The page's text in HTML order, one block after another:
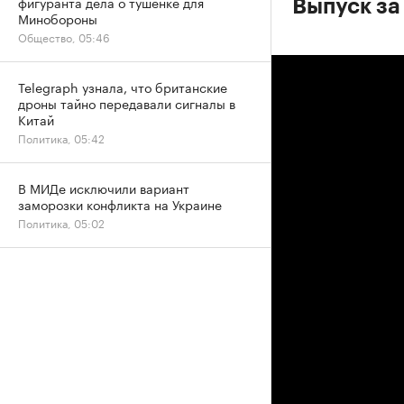
Выпуск
Минобороны
Общество, 05:46
Telegraph узнала, что британские
дроны тайно передавали сигналы в
Китай
Политика, 05:42
В МИДе исключили вариант
заморозки конфликта на Украине
Политика, 05:02